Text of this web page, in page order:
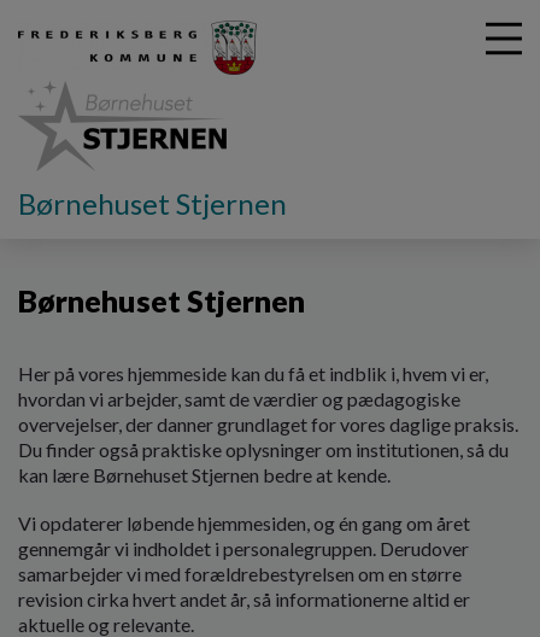
Børnehuset Stjernen
Børnehuset Stjernen
Børnehuset Stjernen
Her på vores hjemmeside kan du få et indblik i, hvem vi er,
hvordan vi arbejder, samt de værdier og pædagogiske
overvejelser, der danner grundlaget for vores daglige praksis.
Du finder også praktiske oplysninger om institutionen, så du
kan lære Børnehuset Stjernen bedre at kende.
Vi opdaterer løbende hjemmesiden, og én gang om året
gennemgår vi indholdet i personalegruppen. Derudover
samarbejder vi med forældrebestyrelsen om en større
revision cirka hvert andet år, så informationerne altid er
aktuelle og relevante.